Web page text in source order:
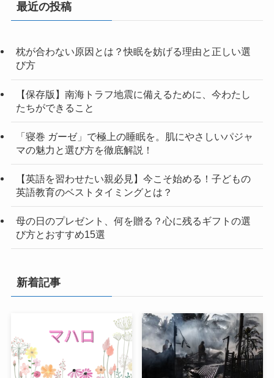
最近の投稿
枕が合わない原因とは？快眠を妨げる理由と正しい選
び方
【保存版】南海トラフ地震に備えるために、今わたし
たちができること
「寝巻 ガーゼ」で極上の睡眠を。肌にやさしいパジャ
マの魅力と選び方を徹底解説！
【英語を習わせたい親必見】今こそ始める！子どもの
英語教育のベストタイミングとは？
母の日のプレゼント、何を贈る？心に残るギフトの選
び方とおすすめ15選
新着記事